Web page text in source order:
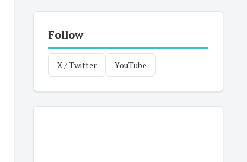
Follow
X / Twitter YouTube